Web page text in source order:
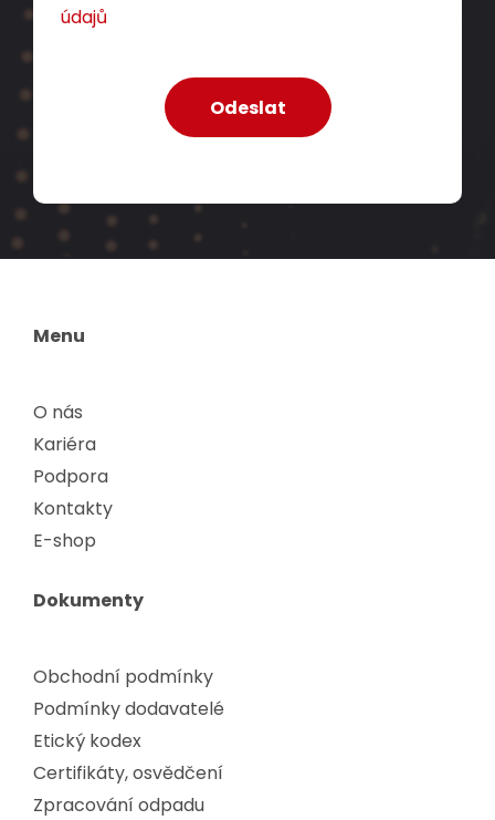
údajů
Menu
O nás
Kariéra
Podpora
Kontakty
E-shop
Dokumenty
Obchodní podmínky
Podmínky dodavatelé
Etický kodex
Certifikáty, osvědčení
Zpracování odpadu